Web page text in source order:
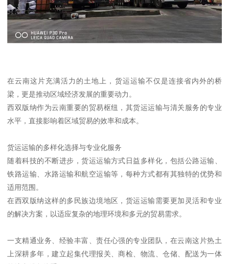
在云南这片充满活力的土地上，货运运输不仅是连接省内外的桥
梁，更是推动区域经济发展的重要动力。
西双版纳作为云南重要的贸易枢纽，其货运运输与清关服务的专业
水平，直接影响着区域贸易的效率和成本。
货运运输的多样化选择与专业化服务
随着科技的不断进步，货运运输方式日益多样化，包括公路运输、
铁路运输、水路运输和航空运输等，每种方式都有其独特的优势和
适用范围。
在西双版纳这样的多民族边境地区，货运运输需要更加灵活和专业
的解决方案，以适应复杂的地理环境和多元的贸易需求。
一支精通业务、经验丰富、责任心强的专业团队，在云南这片热土
上深耕多年，建立起集代理报关、商检、物流、仓储、配送为一体